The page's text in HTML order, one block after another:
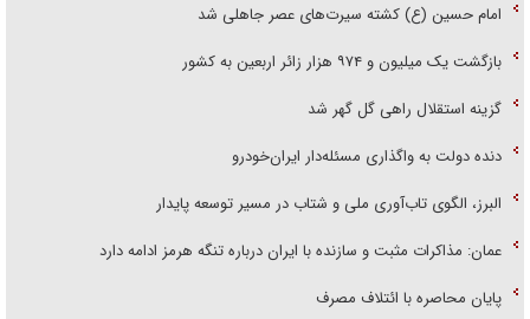
امام حسین (ع) کشته سیرت‌های عصر جاهلی شد
بازگشت یک میلیون و ۹۷۴ هزار زائر اربعین به کشور
گزینه استقلال راهی گل گهر شد
دنده دولت به واگذاری مسئله‌دار ایران‌خودرو
البرز، الگوی تاب‌آوری ملی و شتاب در مسیر توسعه پایدار
عمان: مذاکرات مثبت و سازنده با ایران درباره تنگه هرمز ادامه دارد
پایان محاصره با ائتلاف مصرف